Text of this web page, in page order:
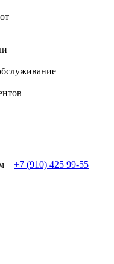
+7 (910) 425 99-55